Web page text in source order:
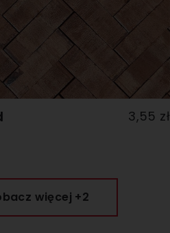
3,55 zł
więcej +2